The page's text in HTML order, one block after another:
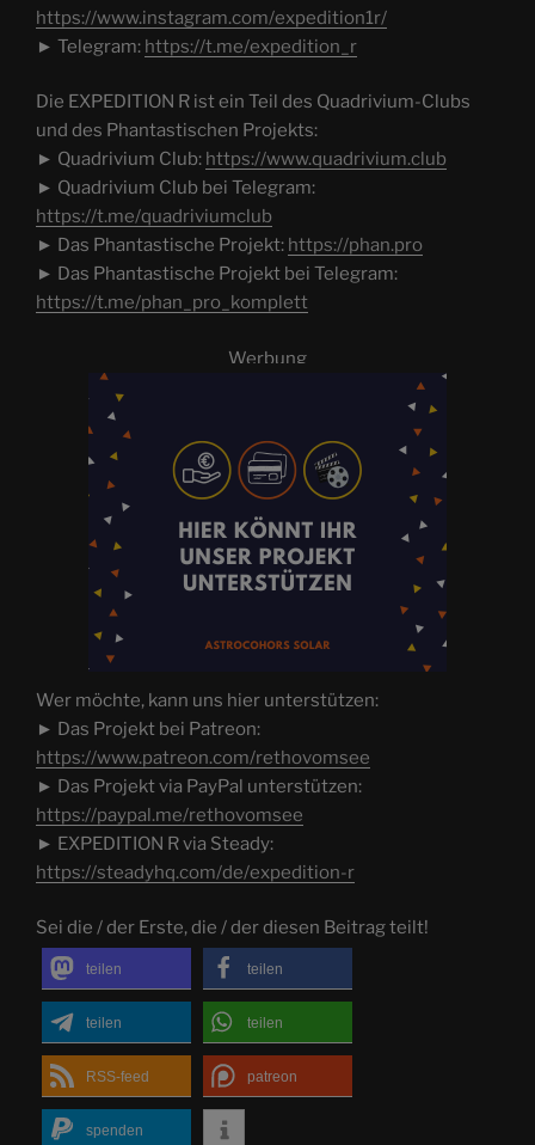
https://www.instagram.com/expedition1r/
► Telegram: https://t.me/expedition_r
Die EXPEDITION R ist ein Teil des Quadrivium-Clubs
und des Phantastischen Projekts:
► Quadrivium Club: https://www.quadrivium.club
► Quadrivium Club bei Telegram:
https://t.me/quadriviumclub
► Das Phantastische Projekt: https://phan.pro
► Das Phantastische Projekt bei Telegram:
https://t.me/phan_pro_komplett
Werbung
Wer möchte, kann uns hier unterstützen:
► Das Projekt bei Patreon:
https://www.patreon.com/rethovomsee
► Das Projekt via PayPal unterstützen:
https://paypal.me/rethovomsee
► EXPEDITION R via Steady:
https://steadyhq.com/de/expedition-r
Sei die / der Erste, die / der diesen Beitrag teilt!
teilen teilen
teilen teilen
RSS-feed patreon
spenden